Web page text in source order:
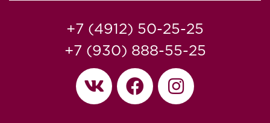
+7 (4912) 50-25-25
+7 (930) 888-55-25